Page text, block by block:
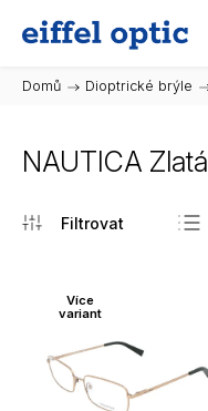
Domů / Dioptrické brýle /
NAUTICA Zlatá
Více
variant